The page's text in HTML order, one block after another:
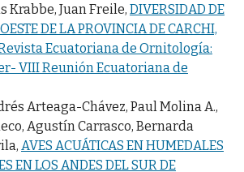
Krabbe, Juan Freile, DIVERSIDAD DE
DE LA PROVINCIA DE CARCHI,
Ecuatoriana de Ornitología:
VIII Reunión Ecuatoriana de
Arteaga-Chávez, Paul Molina A.,
Agustín Carrasco, Bernarda
AVES ACUÁTICAS EN HUMEDALES
EN LOS ANDES DEL SUR DE